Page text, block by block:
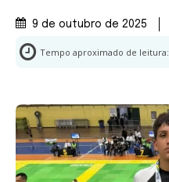
9 de outubro de 2025
Tempo aproximado de leitura: